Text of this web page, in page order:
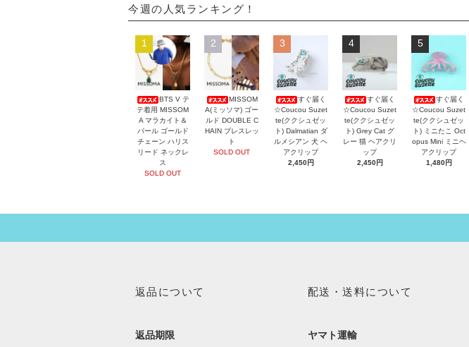
今週の人気ランキング！
1
BTS V テ
テ着用 MISSOM
A マラカイト＆
パール ゴールド
チェーン ハリス
リード ネックレ
ス
SOLD OUT
2
MISSOM
A(ミッソマ) ゴー
ルド DOUBLE C
HAIN ブレスレッ
ト
SOLD OUT
3
すぐ届く
☆Coucou Suzet
te(ククシュゼッ
ト) Dalmatian ダ
ルメシアン 犬 ヘ
アクリップ
2,450円
4
すぐ届く
☆Coucou Suzet
te(ククシュゼッ
ト) Grey Cat グ
レー 猫 ヘアクリ
ップ
2,450円
5
すぐ届く
☆Coucou Suzet
te(ククシュゼッ
ト) ミニたこ Oct
opus Mini ミニヘ
アクリップ
1,480円
返品について
返品期限
配送・送料について
ヤマト運輸